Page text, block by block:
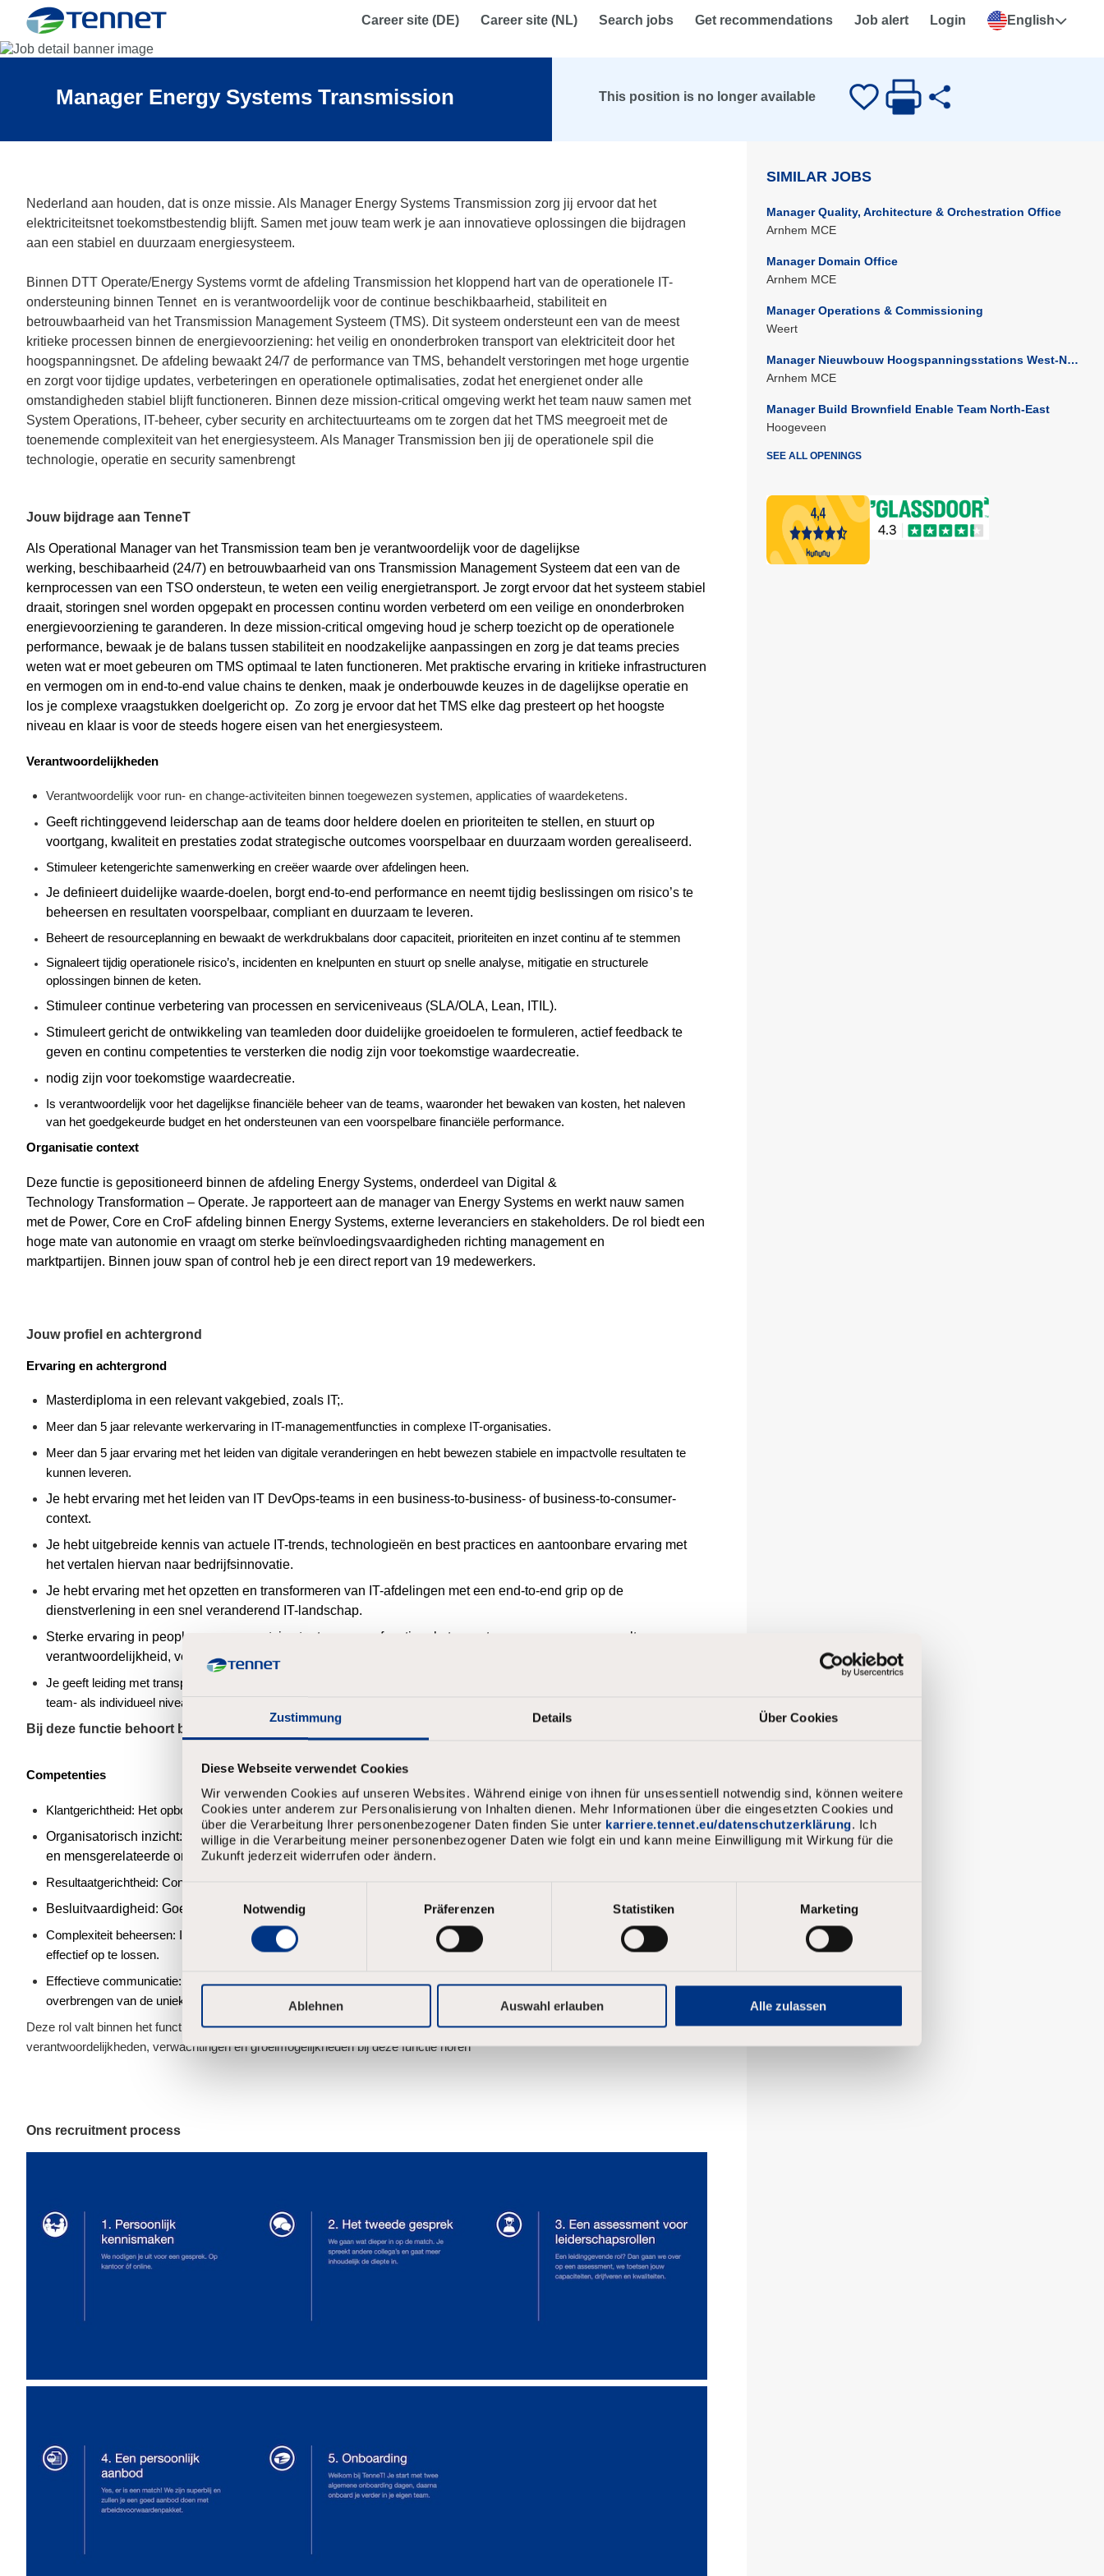
Zustimmung Details Über Cookies
Diese Webseite verwendet Cookies
Wir verwenden Cookies auf unseren Websites. Während einige von ihnen für unsessentiell notwendig sind, können weitere
Cookies unter anderem zur Personalisierung von Inhalten dienen. Mehr Informationen über die eingesetzten Cookies und
über die Verarbeitung Ihrer personenbezogener Daten finden Sie unter karriere.tennet.eu/datenschutzerklärung. Ich
willige in die Verarbeitung meiner personenbezogener Daten wie folgt ein und kann meine Einwilligung mit Wirkung für die
Zukunft jederzeit widerrufen oder ändern.
i
i
n
a
Notwendig Präferenzen Statistiken Marketing
Ablehnen Auswahl erlauben Alle zulassen
TenneT Career site (DE) Career site (NL) Search jobs Get recommendations Job alert Login English
Manager Energy Systems Transmission This position is no longer available
Nederland aan houden, dat is onze missie. Als Manager Energy Systems Transmission zorg jij ervoor dat het
elektriciteitsnet toekomstbestendig blijft. Samen met jouw team werk je aan innovatieve oplossingen die bijdragen
aan een stabiel en duurzaam energiesysteem.
Binnen DTT Operate/Energy Systems vormt de afdeling Transmission het kloppend hart van de operationele IT-
ondersteuning binnen Tenneten is verantwoordelijk voor de continue beschikbaarheid, stabiliteit en
betrouwbaarheid van het Transmission Management Systeem (TMS). Dit systeem ondersteunt een van de meest
kritieke processen binnen de energievoorziening: het veilig en ononderbroken transport van elektriciteit door het
hoogspanningsnet. De afdeling bewaakt 24/7 de performance van TMS, behandelt verstoringen met hoge urgentie
en zorgt voor tijdige updates, verbeteringen en operationele optimalisaties, zodat het energienet onder alle
omstandigheden stabiel blijft functioneren. Binnen deze mission-critical omgeving werkt het team nauw samen met
System Operations, IT-beheer, cyber security en architectuurteams om te zorgen dat het TMS meegroeit met de
toenemende complexiteit van het energiesysteem. Als Manager Transmission ben jij de operationele spil die
technologie, operatie en security samenbrengt
Jouw bijdrage aan TenneT
Als Operational
Manager van het Transmission team ben je verantwoordelijk voor de dagelijkse
werking, beschibaarheid (24/7) en betrouwbaarheid van ons Transmission Management Systeem dat een van de
kernprocessen van een TSO ondersteun, te weten een veilig energietransport. Je zorgt ervoor dat het systeem stabiel
draait, storingen snel worden opgepakt en processen continu worden verbeterd om een veilige en ononderbroken
energievoorziening te garanderen. In deze mission-critical omgeving houd je scherp toezicht op de operationele
performance, bewaak je de balans tussen stabiliteit en noodzakelijke aanpassingen en zorg je dat teams precies
weten wat er moet gebeuren om TMS optimaal te laten functioneren. Met praktische ervaring in kritieke infrastructuren
en vermogen om in end-to-end value chains te denken, maak je onderbouwde keuzes in de dagelijkse operatie en
los je complexe vraagstukken doelgericht op. Zo zorg je ervoor dat het TMS elke dag presteert op het hoogste
niveau en klaar is voor de steeds hogere eisen van het energiesysteem.
Verantwoordelijkheden
Verantwoordelijk voor run- en change-activiteiten binnen toegewezen systemen, applicaties of waardeketens.
Geeft richtinggevend leiderschap aan de teams door heldere doelen en prioriteiten te stellen, en stuurt op
voortgang, kwaliteit en prestaties zodat strategische outcomes voorspelbaar en duurzaam worden gerealiseerd.
Stimuleer ketengerichte samenwerking en creëer waarde over afdelingen heen.
Je definieert duidelijke waarde-doelen, borgt end-to-end performance en neemt tijdig beslissingen om risico’s te
beheersen en resultaten voorspelbaar, compliant en duurzaam te leveren.
Beheert de resourceplanning en bewaakt de werkdrukbalans door capaciteit, prioriteiten en inzet continu af te stemmen
Signaleert tijdig operationele risico’s, incidenten en knelpunten en stuurt op snelle analyse, mitigatie en structurele
oplossingen binnen de keten.
Stimuleer continue verbetering van processen en serviceniveaus (SLA/OLA, Lean, ITIL).
Stimuleert gericht de ontwikkeling van teamleden door duidelijke groeidoelen te formuleren, actief feedback te
geven en continu competenties te versterken die nodig zijn voor toekomstige waardecreatie.
nodig zijn voor toekomstige waardecreatie.
Is verantwoordelijk voor het dagelijkse financiële beheer van de teams, waaronder het bewaken van kosten, het naleven
van het goedgekeurde budget en het ondersteunen van een voorspelbare financiële performance.
Organisatie context
Deze functie is gepositioneerd binnen de afdeling Energy Systems, onderdeel van Digital &
Technology Transformation – Operate. Je rapporteert aan de manager van Energy Systems en werkt nauw samen
met de Power, Core en CroF afdeling binnen Energy Systems, externe leveranciers en stakeholders. De rol biedt een
hoge mate van autonomie en vraagt om sterke beïnvloedingsvaardigheden richting management en
marktpartijen. Binnen jouw span of control heb je een direct report van 19 medewerkers.
Jouw profiel en achtergrond
Ervaring en achtergrond
Masterdiploma in een relevant vakgebied, zoals IT;.
Meer dan 5 jaar relevante werkervaring in IT-managementfuncties in complexe IT-organisaties.
Meer dan 5 jaar ervaring met het leiden van digitale veranderingen en hebt bewezen stabiele en impactvolle resultaten te
kunnen leveren.
Je hebt ervaring met het leiden van IT DevOps-teams in een business-to-business- of business-to-consumer-
context.
Je hebt uitgebreide kennis van actuele IT-trends, technologieën en best practices en aantoonbare ervaring met
het vertalen hiervan naar bedrijfsinnovatie.
Je hebt ervaring met het opzetten en transformeren van IT-afdelingen met een end-to-end grip op de
dienstverlening in een snel veranderend IT-landschap.
Sterke ervaring in people
management; in staat om cross-functionele teams te empoweren en een cultuur van
verantwoordelijkheid, vertrouwen en continue ontwikkeling te bevorderen.
Je geeft leiding met transparantie, vertrouwen en dienend leiderschap, en stimuleert continu leren en verbeteren op zowel
team- als individueel niveau.
Bij deze functie behoort bereidheid om circa 1x per 2 maanden een week 24/7 waakdienst te draaien
Competenties
Klantgerichtheid: Het opbouwen van sterke klantrelaties en het leveren van klantgerichte oplossingen.
Organisatorisch inzicht: Zich soepel bewegen binnen complexe beleids-, proces-
en mensgerelateerde organisatorische dynamiek.
Resultaatgerichtheid: Consequent resultaten behalen, zelfs onder moeilijke omstandigheden.
Besluitvaardigheid: Goede en tijdige beslissingen nemen die de organisatievooruit helpen
Complexiteit beheersen: Inzicht krijgen in complexe, grote hoeveelheden en soms tegenstrijdige informatie om problemen
effectief op te lossen.
Effectieve communicatie: Het ontwikkelen en leveren van communicatie in meerdere vormen die een duidelijk begrip
overbrengen van de unieke behoeften van verschillende doelgroepen.
Deze rol valt binnen het functieprofiel Manager of Specialised Staff, zodat voor jou én TenneT helder is welke
verantwoordelijkheden, verwachtingen en groeimogelijkheden bij deze functie horen
Ons recruitment process
SIMILAR JOBS
Manager Quality, Architecture & Orchestration Office
Arnhem MCE
Manager Domain Office
Arnhem MCE
Manager Operations & Commissioning
Weert
Manager Nieuwbouw Hoogspanningsstations West-Noord
Arnhem MCE
Manager Build Brownfield Enable Team North-East
Hoogeveen
SEE ALL OPENINGS